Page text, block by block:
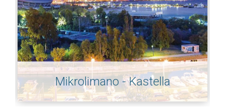
Mikrolimano - Kastella